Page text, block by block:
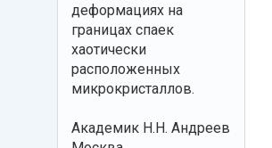
деформациях на
границах спаек
хаотически
расположенных
микрокристаллов.
Академик Н.Н. Андреев